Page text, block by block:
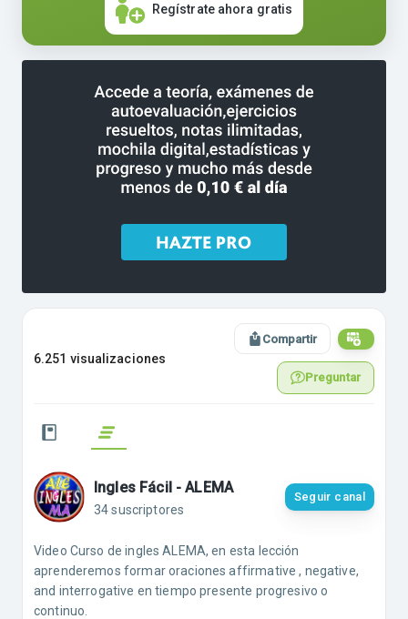
Regístrate ahora gratis
6.251 visualizaciones
Compartir
Preguntar
Ingles Fácil - ALEMA
34 suscriptores
Seguir canal
Video Curso de ingles ALEMA, en esta lección
aprenderemos formar oraciones affirmative , negative,
and interrogative en tiempo presente progresivo o
continuo.